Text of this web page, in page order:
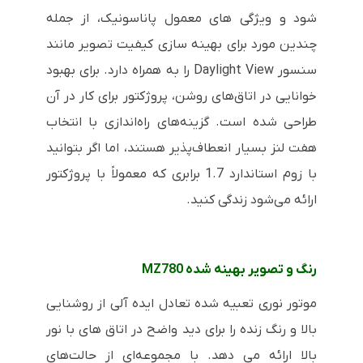
شود و ویژگی های معمول پاناسونیک، از جمله
چندین مورد برای بهینه سازی کیفیت تصویر مانند
سنسور Daylight View را به همراه دارد. برای بهبود
خوانایی در اتاق‌های روشن، پروژکتور برای کار در آن
طراحی شده است. گزینه‌های راه‌اندازی با انتخاب
هفت لنز بسیار انعطاف‌پذیر هستند، اما اگر بتوانید
با زوم استاندارد 1.7 برابری که معمولاً با پروژکتور
ارائه می‌شود زندگی کنید.
رنگ و تصویر بهینه شده MZ780
موتور نوری تعبیه شده تعادل ایده آلی از روشنایی
بالا و رنگ زنده را برای دید واضح در اتاق های با نور
بالا ارائه می دهد. با مجموعه‌ای از حالت‌های